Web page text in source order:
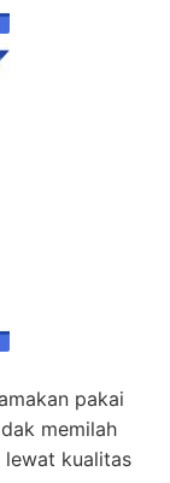
pakai
memilah
lewat kualitas